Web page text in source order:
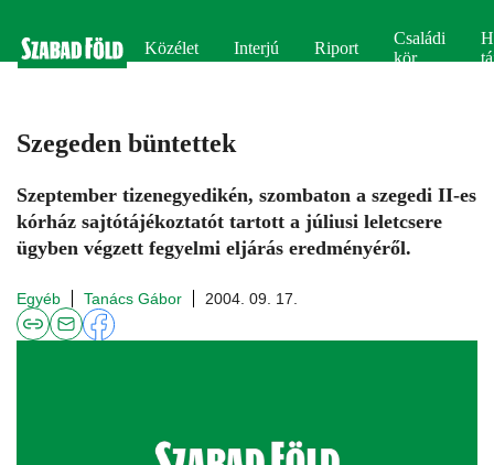
Közélet Interjú Riport
Családi
kör
Szegeden büntettek
Szeptember tizenegyedikén, szombaton a szegedi II-es
kórház sajtótájékoztatót tartott a júliusi leletcsere
ügyben végzett fegyelmi eljárás eredményéről.
Egyéb Tanács Gábor 2004. 09. 17.